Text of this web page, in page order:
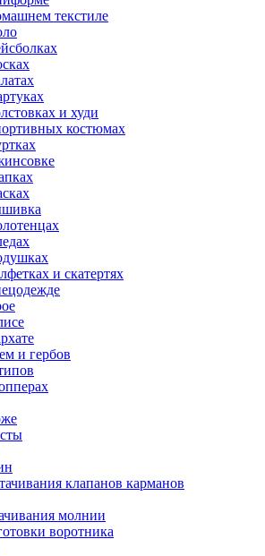
текстиле
и худи
костюмах
и скатертях
и гербов
клапанов карманов
молнии
воротника